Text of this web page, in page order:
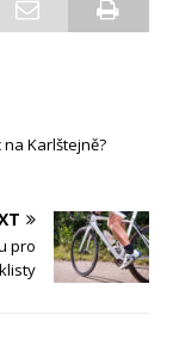
na Karlštejně?
pro